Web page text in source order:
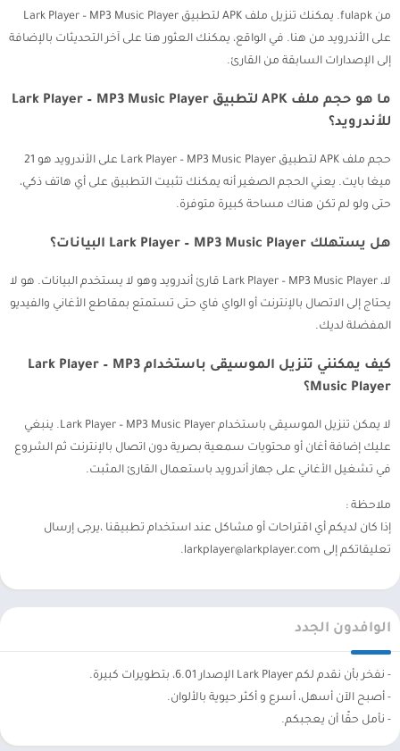
من fulapk. يمكنك تنزيل ملف APK لتطبيق Lark Player – MP3 Music Player
على الأندرويد من هنا. في الواقع، يمكنك العثور هنا على آخر التحديثات بالإضافة
إلى الإصدارات السابقة من القارئ.
ما هو حجم ملف APK لتطبيق Lark Player – MP3 Music Player
للأندرويد؟
حجم ملف APK لتطبيق Lark Player – MP3 Music Player على الأندرويد هو 21
ميغا بايت. يعني الحجم الصغير أنه يمكنك تثبيت التطبيق على أي هاتف ذكي،
حتى ولو لم تكن هناك مساحة كبيرة متوفرة.
هل يستهلك Lark Player – MP3 Music Player البيانات؟
لا، Lark Player – MP3 Music Player قارئ أندرويد وهو لا يستخدم البيانات. هو لا
يحتاج إلى الاتصال بالإنترنت أو الواي فاي حتى تستمتع بمقاطع الأغاني والفيديو
المفضلة لديك.
كيف يمكنني تنزيل الموسيقى باستخدام Lark Player – MP3
Music Player؟
لا يمكن تنزيل الموسيقى باستخدام Lark Player – MP3 Music Player. ينبغي
عليك إضافة أغان أو محتويات سمعية بصرية دون اتصال بالإنترنت ثم الشروع
في تشغيل الأغاني على جهاز أندرويد باستعمال القارئ المثبت.
ملاحظة :
إذا كان لديكم أي اقتراحات أو مشاكل عند استخدام تطبيقنا ،يرجى إرسال
تعليقاتكم إلى larkplayer@larkplayer.com
.
الوافدون الجدد
- نفخر بأن نقدم لكم Lark Player الإصدار 6.01، بتطويرات كبيرة.
- أصبح الآن أسهل، أسرع و أكثر حيوية بالألوان.
- نأمل حقًا أن يعجبكم.